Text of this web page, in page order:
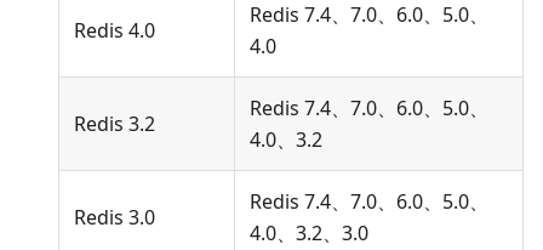
Redis 4.0
Redis 7.4、7.0、6.0、5.0、
4.0
Redis 3.2
Redis 7.4、7.0、6.0、5.0、
4.0、3.2
Redis 3.0
Redis 7.4、7.0、6.0、5.0、
4.0、3.2、3.0